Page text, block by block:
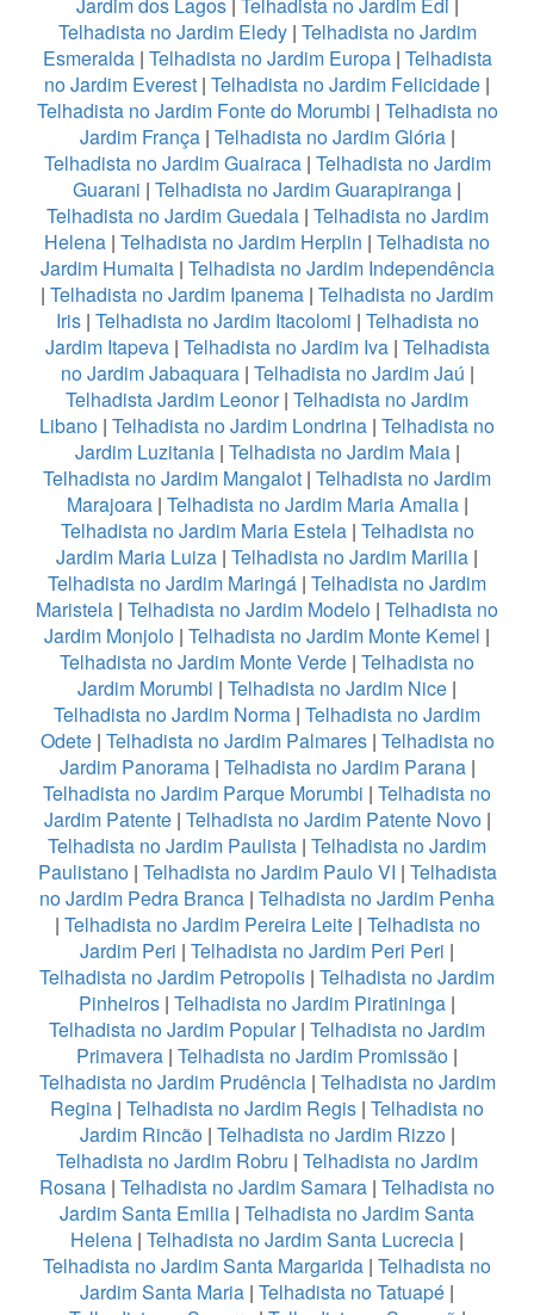
Telhadista no Jardim Eledy| Telhadista no Jardim
Esmeralda| Telhadista no Jardim Europa| Telhadista
no Jardim Everest | Telhadista no Jardim Felicidade |
Telhadista no Jardim Fonte do Morumbi | Telhadista no
Jardim França| Telhadista no Jardim Glória|
Telhadista no Jardim Guairaca| Telhadista no Jardim
Guarani | Telhadista no Jardim Guarapiranga |
Telhadista no Jardim Guedala| Telhadista no Jardim
Helena | Telhadista no Jardim Herplin | Telhadista no
Jardim Humaita| Telhadista no Jardim Independência
| Telhadista no Jardim Ipanema | Telhadista no Jardim
Iris| Telhadista no Jardim Itacolomi | Telhadista no
Jardim Itapeva| Telhadista no Jardim Iva| Telhadista
no Jardim Jabaquara| Telhadista no Jardim Jaú |
Telhadista Jardim Leonor| Telhadista no Jardim
Libano | Telhadista no Jardim Londrina | Telhadista no
Jardim Luzitania| Telhadista no Jardim Maia|
Telhadista no Jardim Mangalot | Telhadista no Jardim
Marajoara| Telhadista no Jardim Maria Amalia|
Telhadista no Jardim Maria Estela| Telhadista no
Jardim Maria Luiza | Telhadista no Jardim Marilia |
Telhadista no Jardim Maringá | Telhadista no Jardim
Maristela | Telhadista no Jardim Modelo | Telhadista no
Jardim Monjolo | Telhadista no Jardim Monte Kemel |
Telhadista no Jardim Monte Verde | Telhadista no
Jardim Morumbi | Telhadista no Jardim Nice |
Telhadista no Jardim Norma | Telhadista no Jardim
Odete| Telhadista no Jardim Palmares| Telhadista no
Jardim Panorama| Telhadista no Jardim Parana|
Telhadista no Jardim Parque Morumbi | Telhadista no
Jardim Patente| Telhadista no Jardim Patente Novo|
Telhadista no Jardim Paulista | Telhadista no Jardim
Paulistano| Telhadista no Jardim Paulo VI | Telhadista
no Jardim Pedra Branca | Telhadista no Jardim Penha
| Telhadista no Jardim Pereira Leite| Telhadista no
Jardim Peri | Telhadista no Jardim Peri Peri |
Telhadista no Jardim Petropolis | Telhadista no Jardim
Pinheiros | Telhadista no Jardim Piratininga |
Telhadista no Jardim Popular| Telhadista no Jardim
Primavera | Telhadista no Jardim Promissão |
Telhadista no Jardim Prudência| Telhadista no Jardim
Regina | Telhadista no Jardim Regis | Telhadista no
Jardim Rincão| Telhadista no Jardim Rizzo|
Telhadista no Jardim Robru | Telhadista no Jardim
Rosana | Telhadista no Jardim Samara | Telhadista no
Jardim Santa Emilia | Telhadista no Jardim Santa
Helena | Telhadista no Jardim Santa Lucrecia |
Telhadista no Jardim Santa Margarida | Telhadista no
Jardim Santa Maria | Telhadista no Tatuapé |